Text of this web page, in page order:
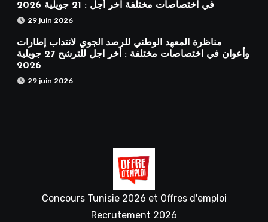
في اختصاصات مختلفة آخر أجل : 21 جويلية 2026
29 juin 2026
مناظرة المعهد الوطني للرصد الجوي لانتداب إطارات
وأعوان في اختصاصات مختلفة : أخر اجل للترشح 27 جويلية
2026
29 juin 2026
Concours Tunisie 2026 et Offres d'emploi
Recrutement 2026